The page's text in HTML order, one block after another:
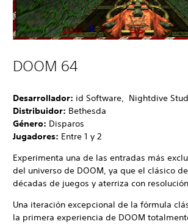
DOOM 64
Desarrollador: id Software, Nightdive
Distribuidor: Bethesda
Género: Disparos
Jugadores: Entre 1 y 2
Experimenta una de las entradas más
del universo de DOOM, ya que el clásico
décadas de juegos y aterriza con
Una iteración excepcional de la fórmula
la primera experiencia de DOOM